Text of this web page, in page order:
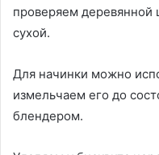
проверяем
сухой.
Для начинки можно
измельчаем его до
блендером.